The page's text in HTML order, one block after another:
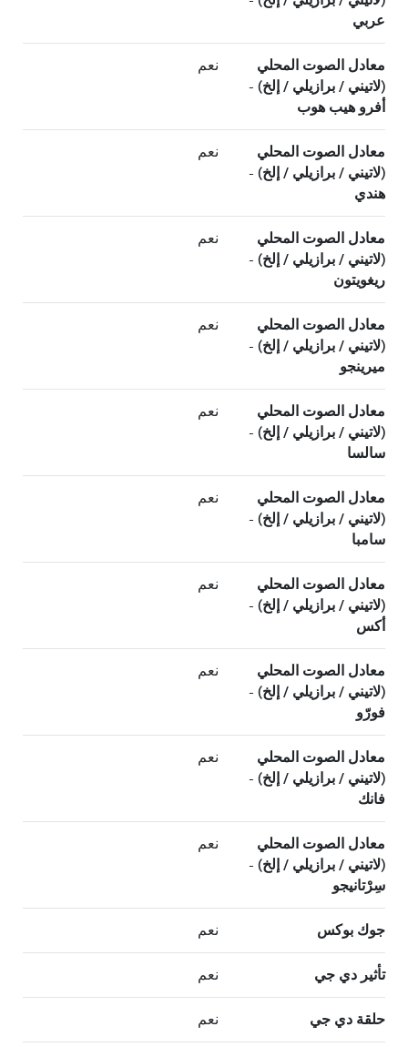
عربي
معادل الصوت المحلي
(لاتيني / برازيلي / إلخ) -
أفرو هيب هوب
نعم
معادل الصوت المحلي
(لاتيني / برازيلي / إلخ) -
هندي
نعم
معادل الصوت المحلي
(لاتيني / برازيلي / إلخ) -
ريغويتون
نعم
معادل الصوت المحلي
(لاتيني / برازيلي / إلخ) -
ميرينجو
نعم
معادل الصوت المحلي
(لاتيني / برازيلي / إلخ) -
سالسا
نعم
معادل الصوت المحلي
(لاتيني / برازيلي / إلخ) -
سامبا
نعم
معادل الصوت المحلي
(لاتيني / برازيلي / إلخ) -
أكس
نعم
معادل الصوت المحلي
(لاتيني / برازيلي / إلخ) -
فورّو
نعم
معادل الصوت المحلي
(لاتيني / برازيلي / إلخ) -
فانك
نعم
معادل الصوت المحلي
(لاتيني / برازيلي / إلخ) -
سِرْتانيجو
نعم
جوك بوكس نعم
تأثير دي جي نعم
حلقة دي جي نعم